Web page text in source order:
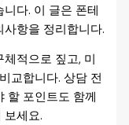
다. 이 글은 폰테
항을 정리합니다.
적으로 짚고, 미
교합니다. 상담 전
할 포인트도 함께
보세요.